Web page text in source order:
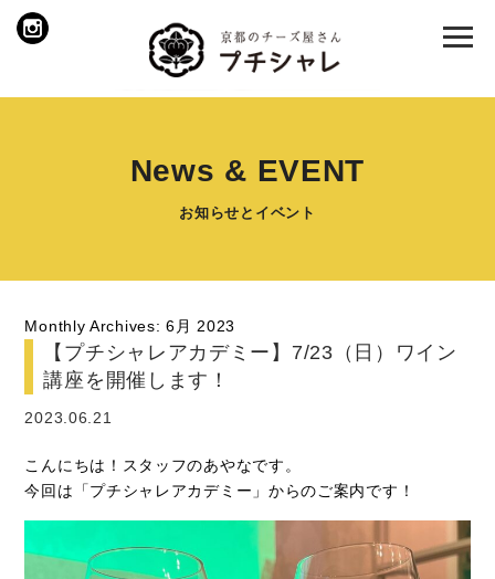
News & EVENT
お知らせとイベント
Monthly Archives: 6月 2023
【プチシャレアカデミー】7/23（日）ワイン
講座を開催します！
2023.06.21
こんにちは！スタッフのあやなです。
今回は「プチシャレアカデミー」からのご案内です！